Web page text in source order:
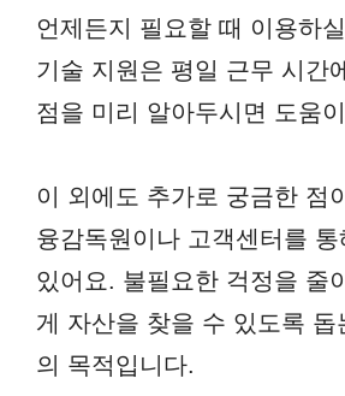
언제든지 필요할 때 이용하
기술 지원은 평일 근무 시간
점을 미리 알아두시면 도움
이 외에도 추가로 궁금한 점
융감독원이나 고객센터를
있어요. 불필요한 걱정을 줄
게 자산을 찾을 수 있도록 돕
의 목적입니다.